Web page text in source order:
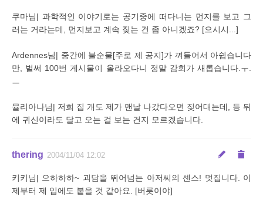
쿠마님| 과학적인 이야기로는 공기중에 떠다니는 먼지를 보고 그
러는 거라는데, 먼지보고 계속 짖는 건 좀 아니겠죠? [으시시...]
Ardennes님| 중간에 불순물[주로 제 공지]가 껴들어서 아쉽습니다
만, 벌써 100번 게시물이 올라오다니 정말 감회가 새롭습니다.ㅜ.
ㅡ
뮬리아나님| 저희 집 개도 제가 맨날 나갔다오면 짖어대는데, 등 뒤
에 귀신이라도 달고 오는 걸 보는 건지 모르겠습니다.
thering 2004/11/04 12:02
키키님| 으하하하~ 괴담을 뛰어넘는 아저씨의 센스! 멋집니다. 이
제부터 제 입에도 붙을 것 같아요. [버릇이야]